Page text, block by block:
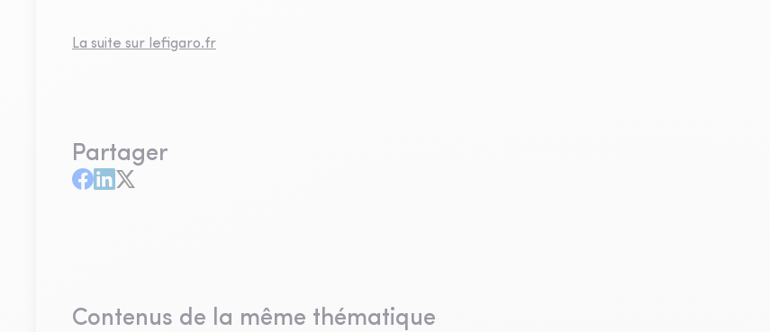
La suite sur lefigaro.fr
Partager
Contenus de la même thématique